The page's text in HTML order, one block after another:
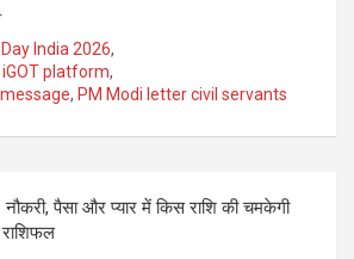
India 2026,
platform,
, PM Modi letter civil servants
पैसा और प्यार में किस राशि की चमकेगी